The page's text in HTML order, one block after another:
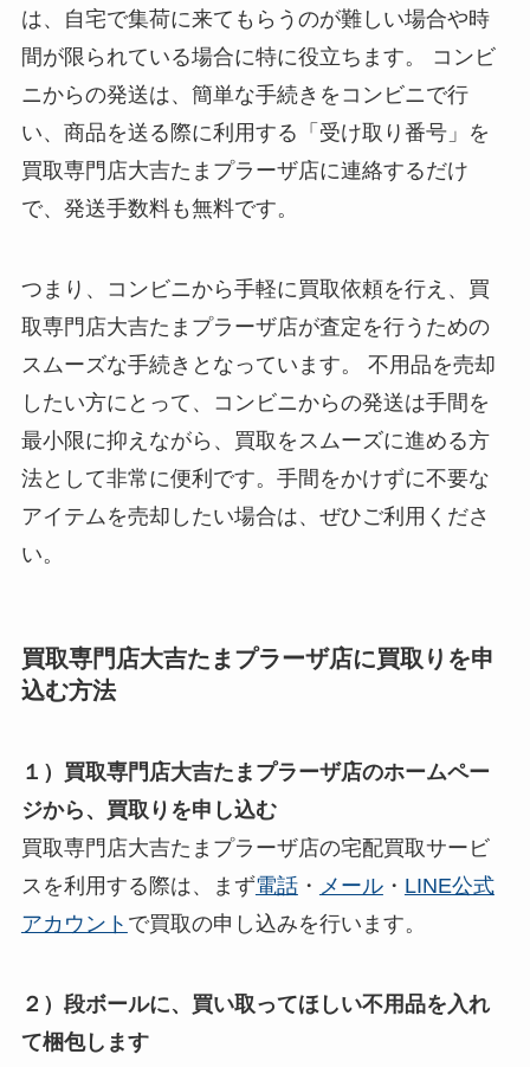
は、自宅で集荷に来てもらうのが難しい場合や時
間が限られている場合に特に役立ちます。 コンビ
ニからの発送は、簡単な手続きをコンビニで行
い、商品を送る際に利用する「受け取り番号」を
買取専門店大吉たまプラーザ店に連絡するだけ
で、発送手数料も無料です。
つまり、コンビニから手軽に買取依頼を行え、買
取専門店大吉たまプラーザ店が査定を行うための
スムーズな手続きとなっています。 不用品を売却
したい方にとって、コンビニからの発送は手間を
最小限に抑えながら、買取をスムーズに進める方
法として非常に便利です。手間をかけずに不要な
アイテムを売却したい場合は、ぜひご利用くださ
い。
買取専門店大吉たまプラーザ店に買取りを申
込む方法
１）買取専門店大吉たまプラーザ店のホームペー
ジから、買取りを申し込む
買取専門店大吉たまプラーザ店の宅配買取サービ
スを利用する際は、まず電話・ メール・ LINE公式
アカウント で買取の申し込みを行います。
２）段ボールに、買い取ってほしい不用品を入れ
て梱包します